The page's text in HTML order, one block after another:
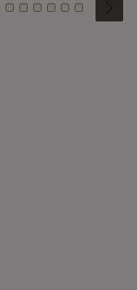
4 5 6 7
Kachel: 8
Zu Kachel: 9
Zu Kachel: 10
Zu Kachel: 11
Zu Kachel: 12
Zu Kachel:
Zu